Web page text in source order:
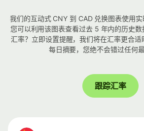
我们的互动式 CNY 到 CAD 兑换图表使用
您可以利用该图表查看过去 5 年内的历史
汇率？立即设置提醒，我们将在汇率更合适
每日摘要，您绝不会错过任何最
跟踪汇率